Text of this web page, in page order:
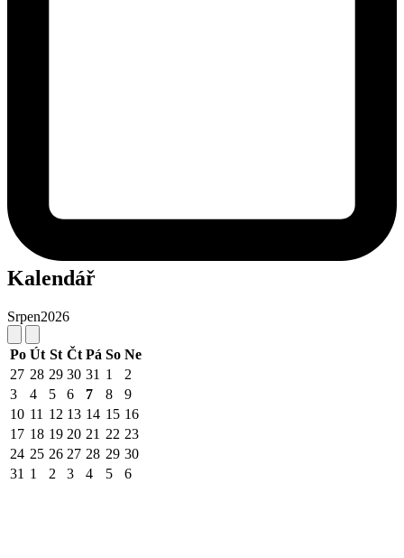
Kalendář
Srpen2026
Po Út St Čt Pá So Ne
27 28 29 30 31 1
2
3
4 5 6 7 8
9
10 11 12 13 14 15 16
17 18 19 20 21 22 23
24 25 26 27 28 29 30
31 1 2 3 4 5 6